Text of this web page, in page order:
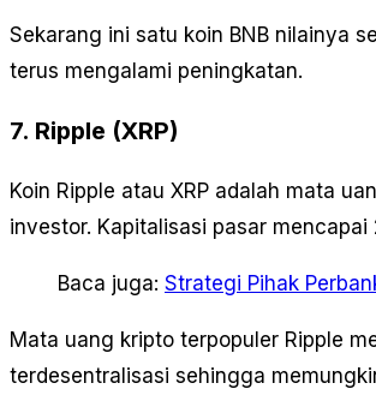
Sekarang ini satu koin BNB nilainya
terus mengalami peningkatan.
7. Ripple (XRP)
Koin Ripple atau XRP adalah mata
investor. Kapitalisasi pasar
Baca juga: Strategi Pihak
Mata uang kripto terpopuler Ripple
terdesentralisasi sehingga